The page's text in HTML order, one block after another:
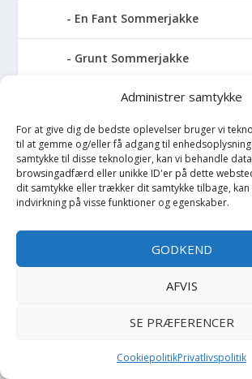
Administrer samtykke
For at give dig de bedste oplevelser bruger vi
til at gemme og/eller få adgang til
samtykke til disse teknologier, kan vi behandle
browsingadfærd eller unikke ID'er på dette
dit samtykke eller trækker dit samtykke tilbage,
indvirkning på visse funktioner og egenskaber.
GODKEND
AFVIS
SE PRÆFERENCER
CookiepolitikPrivatlivspolitik
En Fant Sommerjakke
Grunt Sommerjakke
Hound Sommerjakke
Hummel Sommerjakke
Hust and Claire Sommerjakke
Jack & Jones Sommerjakke